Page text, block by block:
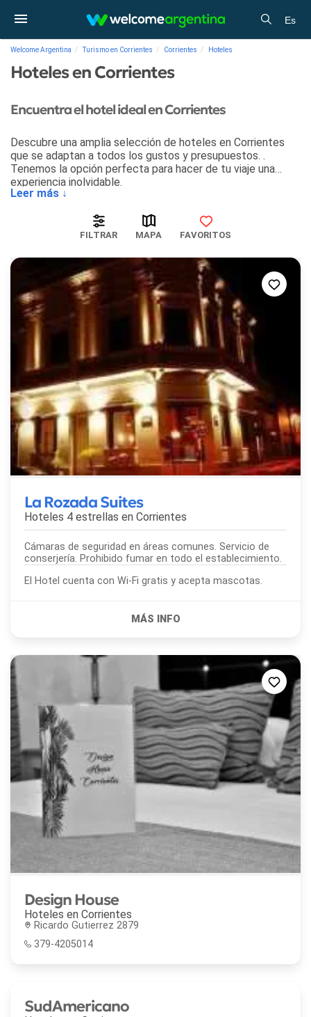
Es
Welcome Argentina Turismo en Corrientes Corrientes Hoteles
Hoteles en Corrientes
Encuentra el hotel ideal en Corrientes
Descubre una amplia selección de hoteles en Corrientes
que se adaptan a todos los gustos y presupuestos. .
Tenemos la opción perfecta para hacer de tu viaje una
experiencia inolvidable.
Leer más ↓
FILTRAR MAPA FAVORITOS
La Rozada Suites
Hoteles 4 estrellas en Corrientes
Cámaras de seguridad en áreas comunes. Servicio de
conserjería. Prohibido fumar en todo el establecimiento.
El Hotel cuenta con Wi-Fi gratis y acepta mascotas.
Design House
Hoteles en Corrientes
Ricardo Gutierrez 2879
379-4205014
SudAmericano